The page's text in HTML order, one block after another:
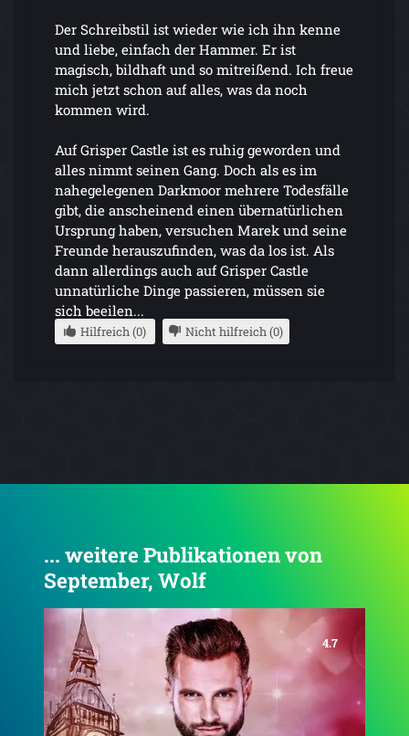
Der Schreibstil ist wieder wie ich ihn kenne
und liebe, einfach der Hammer. Er ist
magisch, bildhaft und so mitreißend. Ich freue
mich jetzt schon auf alles, was da noch
kommen wird.
Auf Grisper Castle ist es ruhig geworden und
alles nimmt seinen Gang. Doch als es im
nahegelegenen Darkmoor mehrere Todesfälle
gibt, die anscheinend einen übernatürlichen
Ursprung haben, versuchen Marek und seine
Freunde herauszufinden, was da los ist. Als
dann allerdings auch auf Grisper Castle
unnatürliche Dinge passieren, müssen sie
sich beeilen...
Hilfreich (0) Nicht hilfreich (0)
... weitere Publikationen von
September, Wolf
4.6